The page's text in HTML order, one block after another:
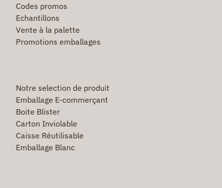
Codes promos
Echantillons
Vente à la palette
Promotions emballages
Notre selection de produit
Emballage E-commerçant
Boite Blister
Carton Inviolable
Caisse Réutilisable
Emballage Blanc